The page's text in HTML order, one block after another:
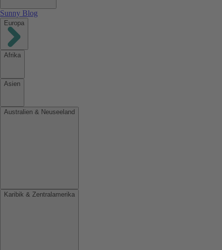
Sunny Blog
Europa
Afrika
Asien
Australien & Neuseeland
Karibik & Zentralamerika